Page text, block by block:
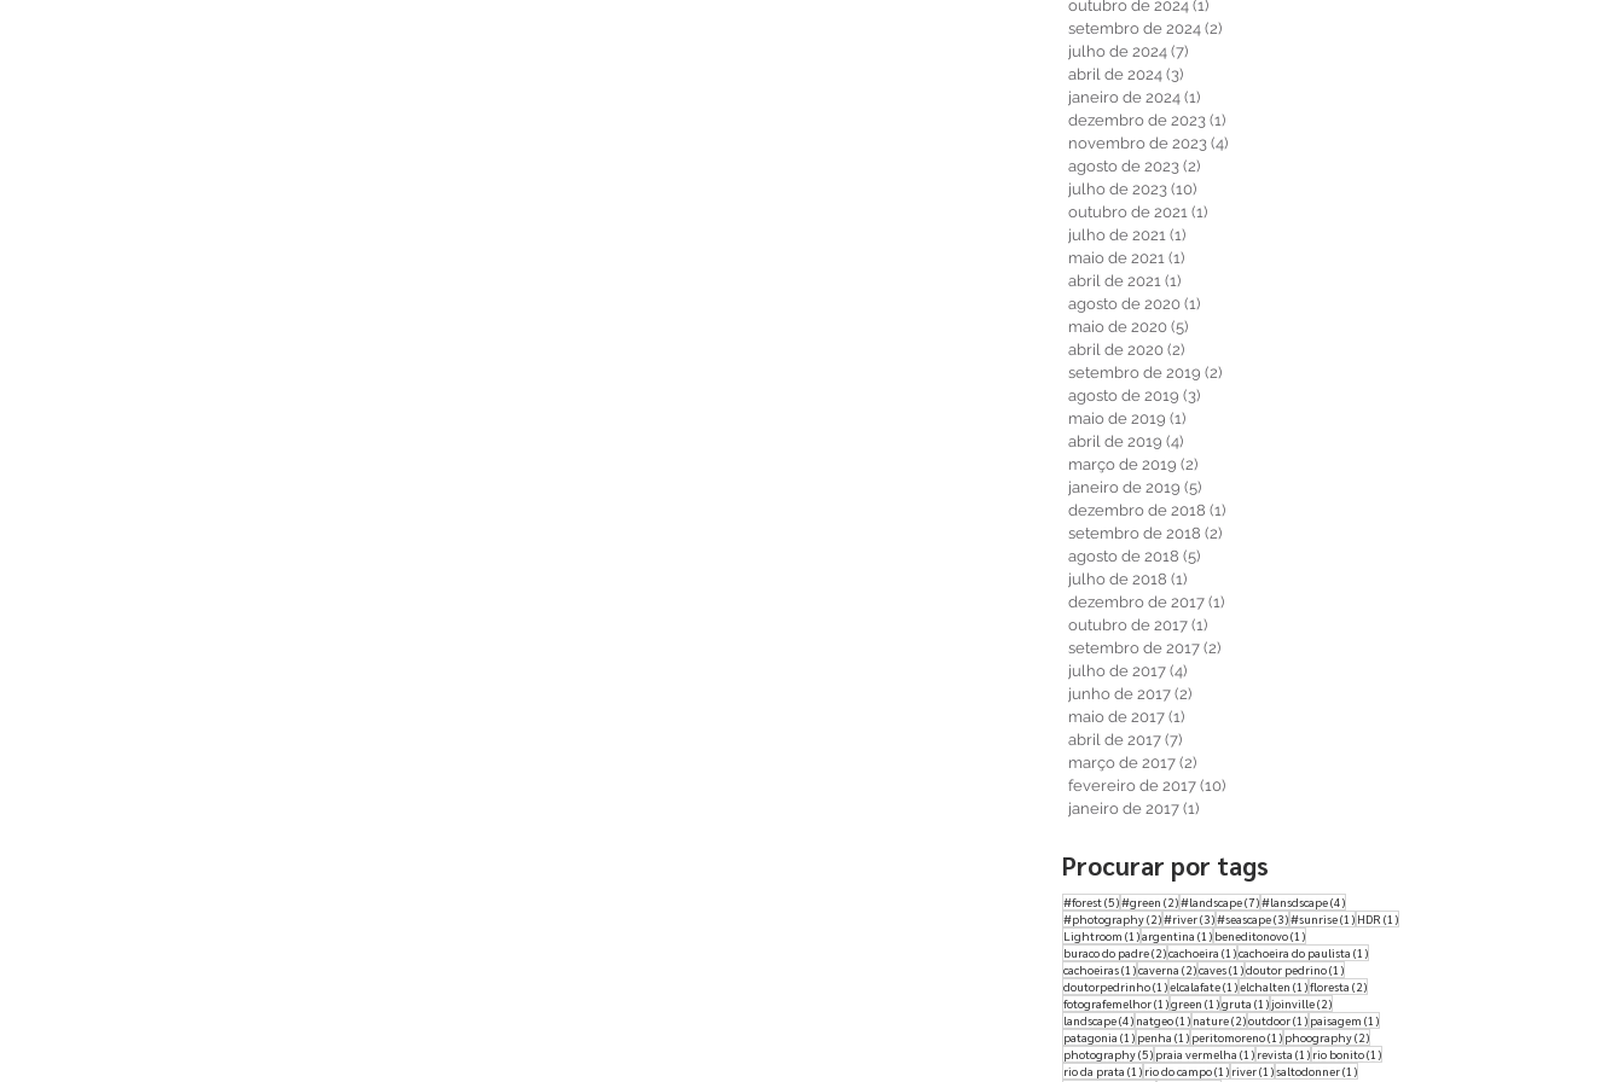
outubro de 2024 (1)
setembro de 2024 (2)
julho de 2024 (7)
abril de 2024 (3)
janeiro de 2024 (1)
dezembro de 2023 (1)
novembro de 2023 (4)
agosto de 2023 (2)
julho de 2023 (10)
outubro de 2021 (1)
julho de 2021 (1)
maio de 2021 (1)
abril de 2021 (1)
agosto de 2020 (1)
maio de 2020 (5)
abril de 2020 (2)
setembro de 2019 (2)
agosto de 2019 (3)
maio de 2019 (1)
abril de 2019 (4)
março de 2019 (2)
janeiro de 2019 (5)
dezembro de 2018 (1)
setembro de 2018 (2)
agosto de 2018 (5)
julho de 2018 (1)
dezembro de 2017 (1)
outubro de 2017 (1)
setembro de 2017 (2)
julho de 2017 (4)
junho de 2017 (2)
maio de 2017 (1)
abril de 2017 (7)
março de 2017 (2)
fevereiro de 2017 (10)
janeiro de 2017 (1)
Procurar por tags
#forest(5)5 posts
#green (2)2 posts
#landscape(7)7 posts
#lansdscape(4)4 posts
#photography(2)2 posts
#river(3)3 posts
#seascape(3)3 posts
#sunrise(1)1 post
HDR (1)1 post
Lightroom (1)1 post
argentina (1)1 post
beneditonovo(1)1 post
buraco do padre(2)2 posts
cachoeira (1)1 post
cachoeira do paulista (1)1 post
cachoeiras(1)1 post
caverna (2)2 posts
caves(1)1 post
doutor pedrino(1)1 post
doutorpedrinho(1)1 post
elcalafate(1)1 post
elchalten (1)1 post
floresta (2)2 posts
fotografemelhor(1)1 post
green (1)1 post
gruta (1)1 post
joinville(2)2 posts
landscape(4)4 posts
natgeo(1)1 post
nature(2)2 posts
outdoor(1)1 post
paisagem (1)1 post
patagonia (1)1 post
penha (1)1 post
peritomoreno(1)1 post
phoography(2)2 posts
photography(5)5 posts
praia vermelha (1)1 post
revista (1)1 post
rio bonito(1)1 post
rio da prata (1)1 post
rio do campo(1)1 post
river(1)1 post
saltodonner(1)1 post